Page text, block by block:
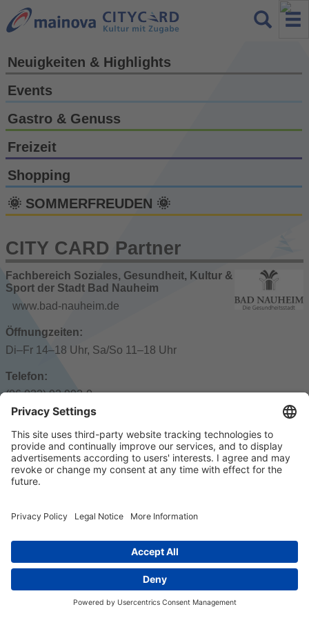
Neuigkeiten & Highlights
Events
Gastro & Genuss
Freizeit
Shopping
🌞 SOMMERFREUDEN 🌞
CITY CARD Partner
Fachbereich Soziales, Gesundheit, Kultur &
Sport der Stadt Bad Nauheim
www.bad-nauheim.de
Öffnungzeiten:
Di–Fr 14–18 Uhr, Sa/So 11–18 Uhr
Telefon:
(06 032) 92 992-0
Adresse:
Ernst-Ludwig-Ring 1, 61231 Bad Nauheim
© 2023 k/c/e Marketing GmbH –Impressum